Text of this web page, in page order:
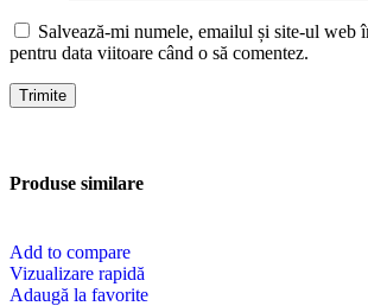
Salvează-mi numele, emailul și site-ul web
pentru data viitoare când o să comentez.
Produse similare
Add to compare
Vizualizare rapidă
Adaugă la favorite